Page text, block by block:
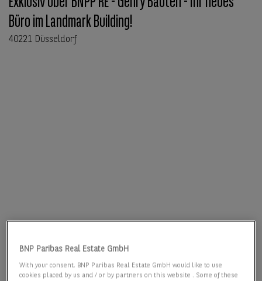
Büro im Landmark Building!
40221 Düsseldorf
BNP Paribas Real Estate GmbH
With your consent, BNP Paribas Real Estate GmbH would like to use
cookies placed by us and / or by partners on this website . Some of these